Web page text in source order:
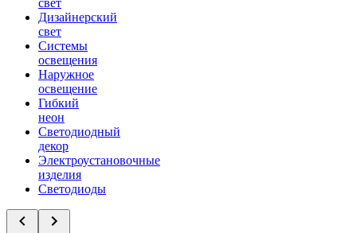
свет
Дизайнерский
свет
Системы
освещения
Наружное
освещение
Гибкий
неон
Светодиодный
декор
Электроустановочные
изделия
Светодиоды